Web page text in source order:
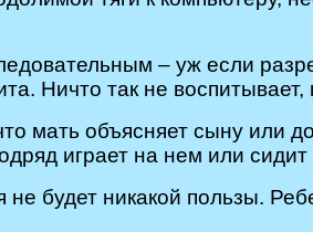
– уж если
Ничто так не
мать объясняет сыну или
играет на нем или
не будет никакой пользы.